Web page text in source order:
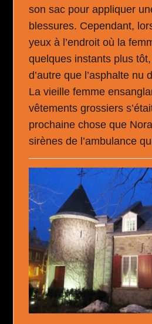
son sac pour appliquer
blessures. Cependant,
yeux à l’endroit où la
quelques instants plus tôt,
d’autre que l’asphalte nu
La vieille femme
vêtements grossiers
prochaine chose que
sirènes de l’ambulance